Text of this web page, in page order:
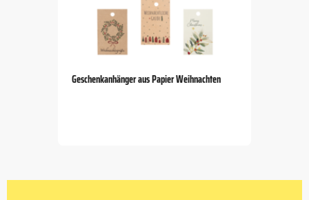
Geschenkanhänger aus Papier Weihnachten